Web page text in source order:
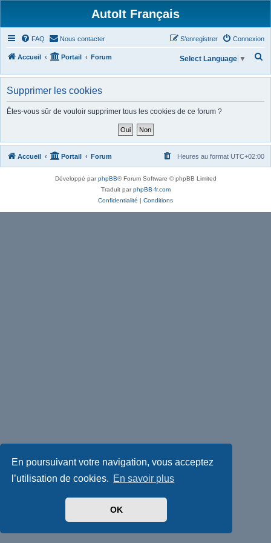
En poursuivant votre navigation, vous acceptez
l’utilisation de cookies. En savoir plus
OK
AutoIt Français
FAQ Nous contacter Connexion
S’enregistrer
Accueil Portail Forum
h
c
h
Select Language ▼
Supprimer les cookies
Êtes-vous sûr de vouloir supprimer tous les cookies de ce forum ?
Accueil Portail Forum Heures au format UTC+02:00
Développé parphpBB® Forum Software © phpBB Limited
Traduit parphpBB-fr.com
Confidentialité | Conditions